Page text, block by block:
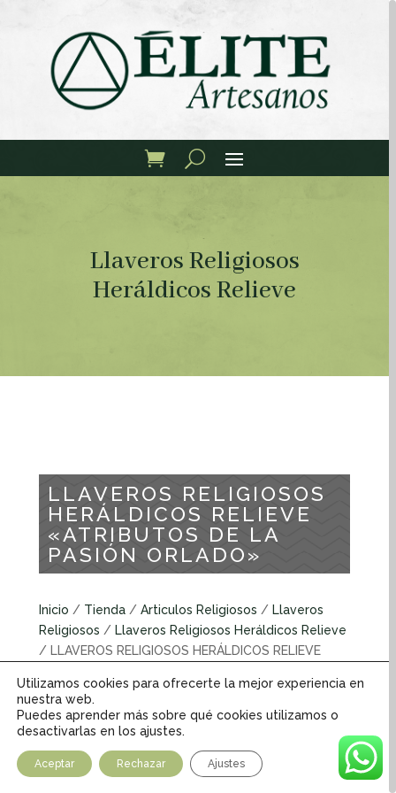
Llaveros Religiosos
Heráldicos Relieve
LLAVEROS RELIGIOSOS
HERÁLDICOS RELIEVE
«ATRIBUTOS DE LA
PASIÓN ORLADO»
Inicio / Tienda / Articulos Religiosos / Llaveros
Religiosos / Llaveros Religiosos Heráldicos Relieve
/ LLAVEROS RELIGIOSOS HERÁLDICOS RELIEVE
Llaveros religiosos heráldicos relieve
INFORMACIÓN ADICIONAL
Utilizamos cookies para ofrecerte la mejor experiencia en
nuestra web.
Puedes aprender más sobre qué cookies utilizamos o
desactivarlas en los ajustes.
Aceptar Rechazar Ajustes